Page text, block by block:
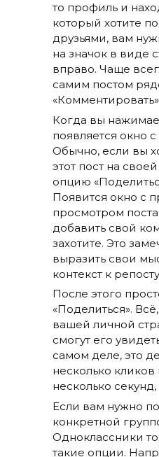
то профиль и
который хотите
друзьями, вам
на значок в виде
вправо. Чаще
самим постом
Когда вы
появляется окно
Обычно, если вы
этот пост на
опцию
Появится окно с
просмотром
добавить свой
захотите. Это
выразить свои
контекст к
После этого
«Поделиться».
вашей личной
смогут его
самом деле, это
несколько
несколько
Если вам нужно
конкретной
Одноклассники
такие опции.